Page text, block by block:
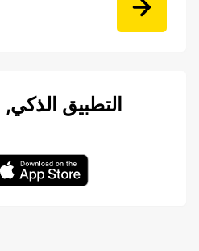
التطبيق